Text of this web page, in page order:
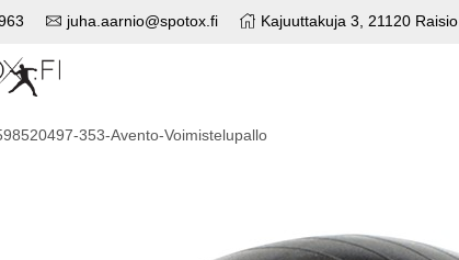
juha.aarnio@spotox.fi Kajuuttakuja 3, 21120 Raisio
353-Avento-Voimistelupallo